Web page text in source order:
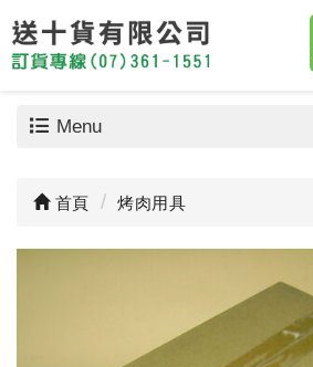
Menu
首頁 烤肉用具